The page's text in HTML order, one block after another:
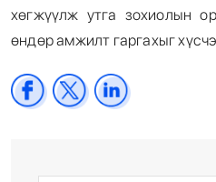
хөгжүүлж утга зохиолын
өндөр амжилт гаргахыг